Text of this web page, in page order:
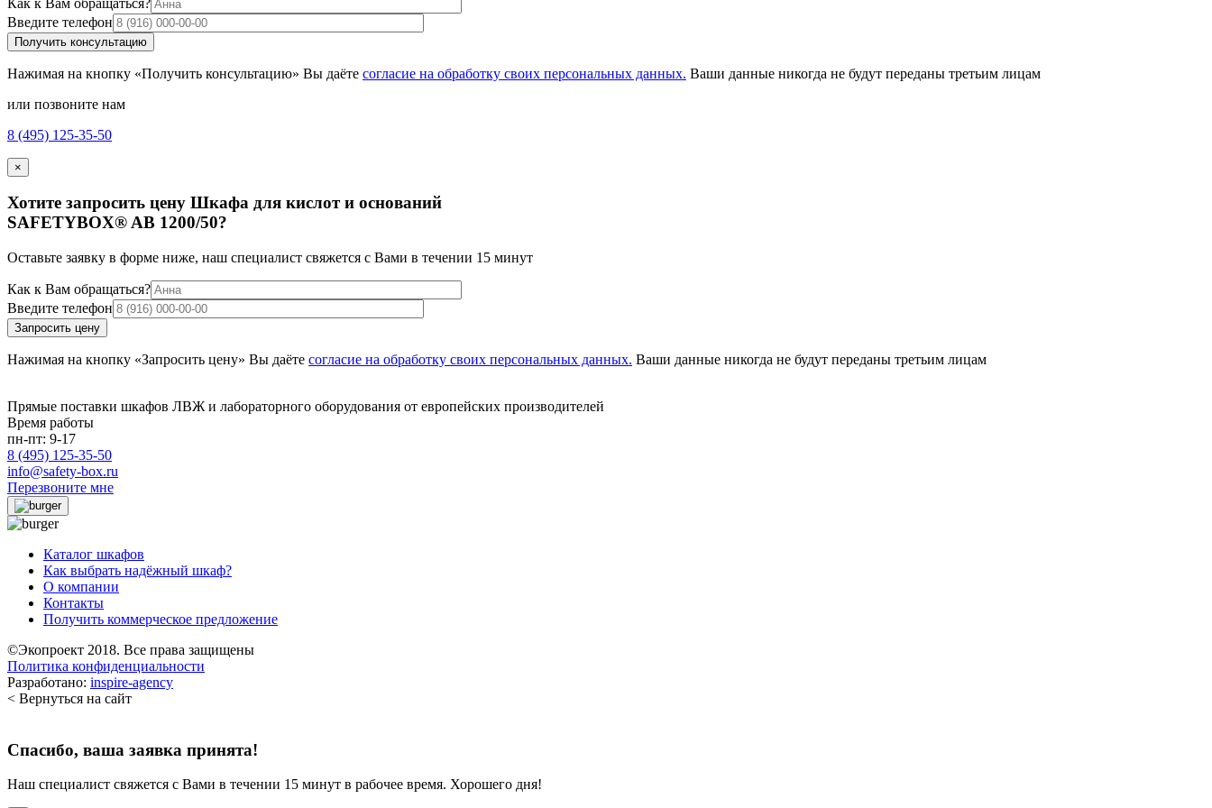
Введите телефон
Нажимая на кнопку «Получить консультацию» Вы даёте согласие на обработку своих персональных данных. Ваши данные никогда не будут переданы третьим лицам
или позвоните нам
8 (495) 125-35-50
×
Хотите запросить цену Шкафа для кислот и оснований
SAFETYBOX®AB 1200/50?
Оставьте заявку в форме ниже, наш специалист свяжется с Вами в течении 15 минут
Как к Вам обращаться?
Введите телефон
Нажимая на кнопку «Запросить цену» Вы даёте согласие на обработку своих персональных данных. Ваши данные никогда не будут переданы третьим лицам
Прямые поставки шкафов ЛВЖ и лабораторного оборудования от европейских производителей
Время работы
пн-пт: 9-17
8 (495) 125-35-50
info@safety-box.ru
Перезвоните мне
Каталог шкафов
Как выбрать надёжный шкаф?
О компании
Контакты
Получить коммерческое предложение
©Экопроект 2018. Все права защищены
Политика конфиденциальности
Разработано: inspire-agency
< Вернуться на сайт
Спасибо, ваша заявка принята!
Наш специалист свяжется с Вами в течении 15 минут в рабочее время. Хорошего дня!